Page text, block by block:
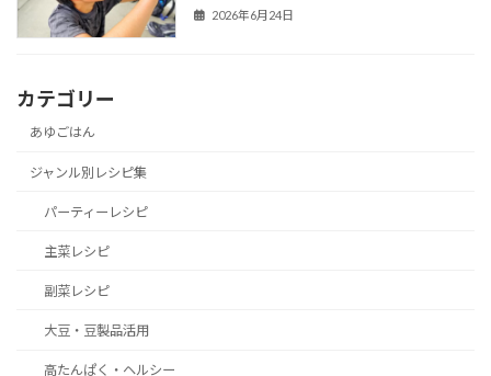
2026年6月24日
カテゴリー
あゆごはん
ジャンル別レシピ集
パーティーレシピ
主菜レシピ
副菜レシピ
大豆・豆製品活用
高たんぱく・ヘルシー